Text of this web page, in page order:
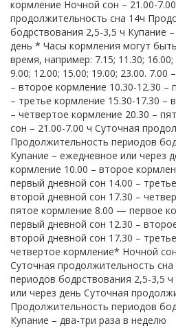
кормление Ночной сон – 21.00-
продолжительность сна 14ч
бодрствования 2,5-3,5 ч Купание
день * Часы кормления могут
время, например: 7.15; 11.30;
9.00; 12.00; 15.00; 19.00; 23.00.
– второе кормление 10.30-12.30 –
– третье кормление 15.30-17.30 –
– четвертое кормление 20.30 –
сон – 21.00-7.00 ч Суточная
Продолжительность периодов
Купание – ежедневное или через
кормление 10.00 – второе
первый дневной сон 14.00 –
второй дневной сон 17.30 –
пятое кормление 8.00 — первое
первый дневной сон 12.30 –
второй дневной сон 17.30 –
четвертое кормление* Ночной
Суточная продолжительность
периодов бодрствования 2,5-3,5
или через день Суточная
Продолжительность периодов
Купание – два-три раза в неделю